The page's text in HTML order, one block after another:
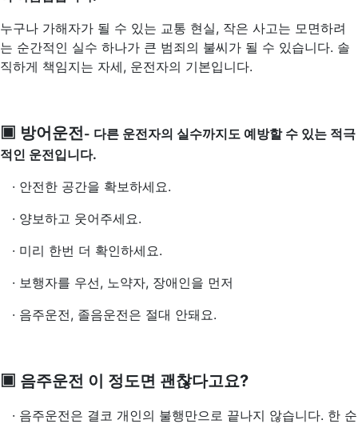
누구나 가해자가 될 수 있는 교통 현실, 작은 사고는 모면하려
는 순간적인 실수 하나가 큰 범죄의 불씨가 될 수 있습니다. 솔
직하게 책임지는 자세, 운전자의 기본입니다.
▣ 방어운전- 다른 운전자의 실수까지도 예방할 수 있는 적극
적인 운전입니다.
· 안전한 공간을 확보하세요.
· 양보하고 웃어주세요.
· 미리 한번 더 확인하세요.
· 보행자를 우선, 노약자, 장애인을 먼저
· 음주운전, 졸음운전은 절대 안돼요.
▣ 음주운전 이 정도면 괜찮다고요?
· 음주운전은 결코 개인의 불행만으로 끝나지 않습니다. 한 순